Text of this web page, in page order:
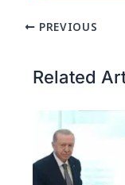
PREVIOUS
Related